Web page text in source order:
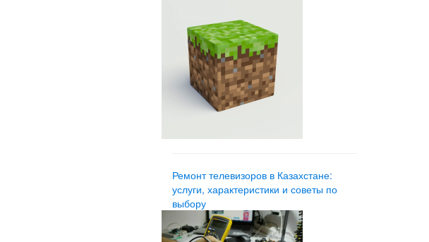
Ремонт телевизоров в Казахстане:
услуги, характеристики и советы по
выбору